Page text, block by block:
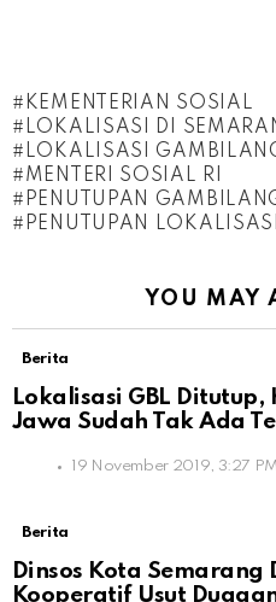
KEMENTERIAN SOSIAL
LOKALISASI DI
LOKALISASI
MENTERI SOSIAL RI
PENUTUPAN
PENUTUPAN LOKALISASI
YOU MAY
Berita
Lokalisasi GBL Ditutup,
Jawa Sudah Tak Ada
19 November 2019, 3:27
Berita
Dinsos Kota Semarang
Kooperatif Usut